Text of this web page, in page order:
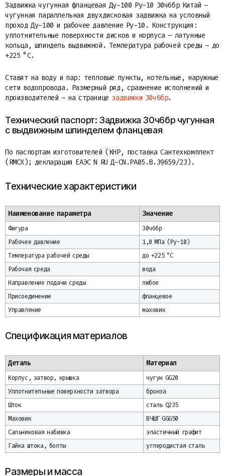
Задвижка чугунная фланцевая Ду-100 Ру-10 30ч6бр Китай –
чугунная параллельная двухдисковая задвижка на условный
проход Ду-100 и рабочее давление Ру-10. Конструкция:
уплотнительные поверхности дисков и корпуса – латунные
кольца, шпиндель выдвижной. Температура рабочей среды – до
+225 °C.
Ставят на воду и пар: тепловые пункты, котельные, наружные
сети водопровода. Размерный ряд, сравнение исполнений и
производителей – на странице задвижки 30ч6бр.
Технический паспорт: Задвижка 30ч6бр чугунная
с выдвижным шпинделем фланцевая
По паспортам изготовителей (КНР, поставка Сантехкомплект
(RMCX); декларация ЕАЭС N RU Д-CN.РА05.B.39659/23).
Технические характеристики
Наименование параметра Значение
Фигура
30ч6бр
Рабочее давление
1,0 МПа (Ру-10)
Температура рабочей среды
до +225 °C
Рабочая среда
вода
Направление подачи среды
любое
Присоединение
фланцевое
Управление
маховик
Спецификация материалов
Деталь Материал
Корпус, затвор, крышка
чугун GG20
Уплотнительные поверхности затвора
бронза
Шток
сталь Q235
Маховик
ВЧШГ GGG50
Сальниковая набивка
эластичный графит
Гайка штока, болты
углеродистая сталь
Размеры и масса